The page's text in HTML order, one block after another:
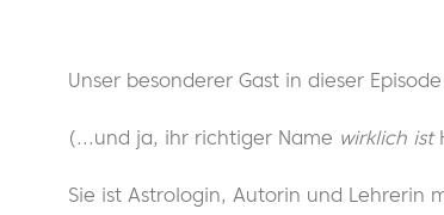
Unser besonderer Gast in dieser
(...und ja, ihr richtiger Name wirklich ist
Sie ist Astrologin, Autorin und Lehrerin